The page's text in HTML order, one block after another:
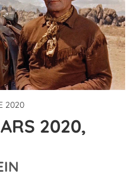
2020
2020,